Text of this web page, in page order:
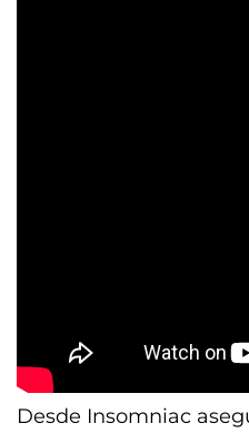
Desde Insomniac